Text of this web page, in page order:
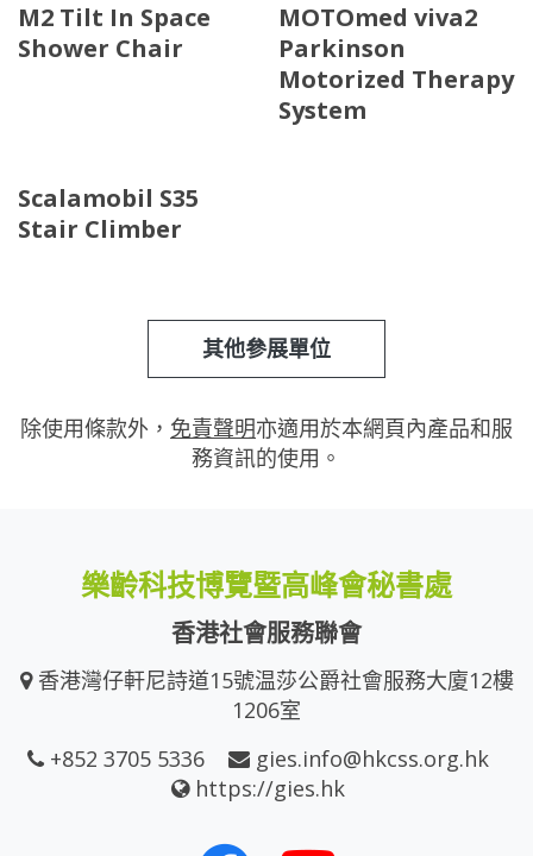
M2 Tilt In Space
Shower Chair
MOTOmed viva2
Parkinson
Motorized Therapy
System
Scalamobil S35
Stair Climber
其他參展單位
除使用條款外， 免責聲明亦適用於本網頁內產品和服
務資訊的使用。
樂齡科技博覽暨高峰會秘書處
香港社會服務聯會
香港灣仔軒尼詩道15號温莎公爵社會服務大廈12樓
1206室
+852 3705 5336
gies.info@hkcss.org.hk
https://gies.hk